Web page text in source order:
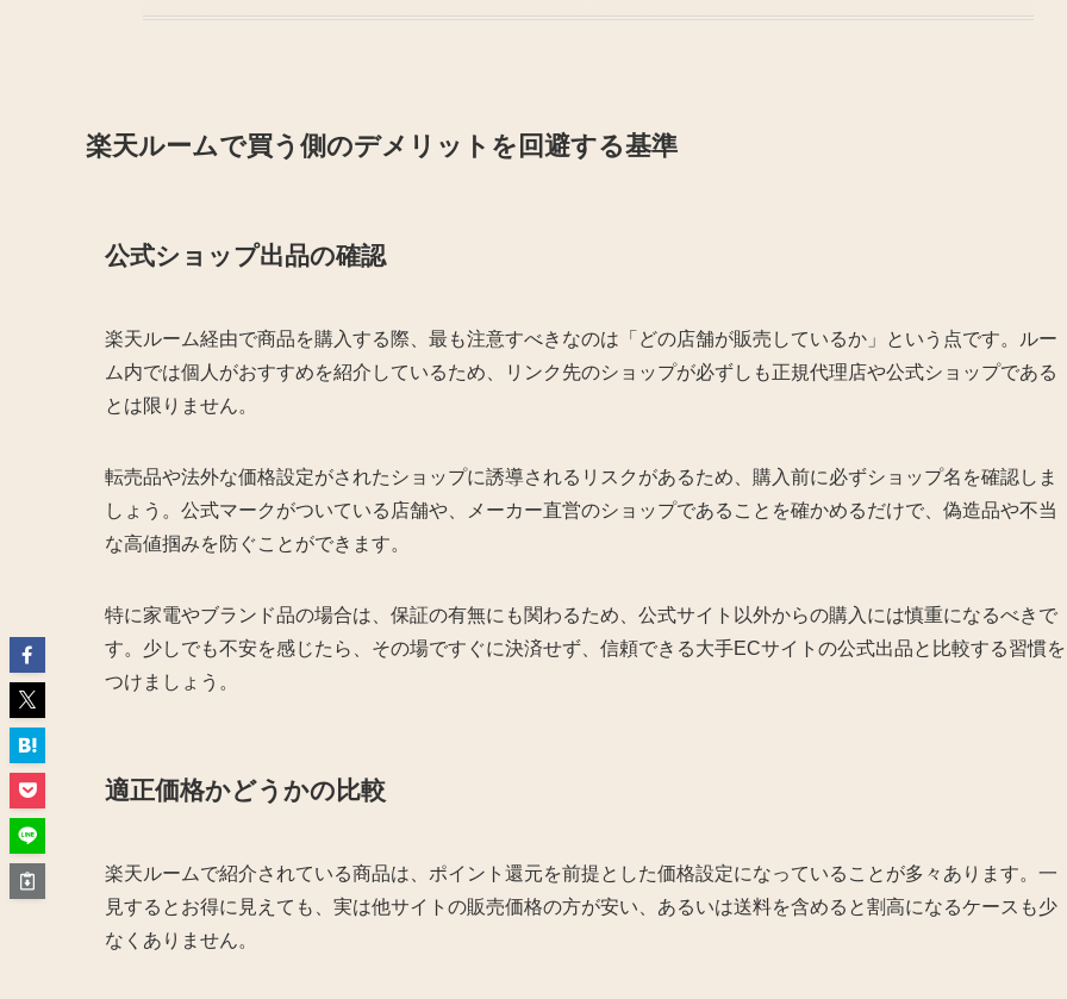
楽天ルームで買う側のデメリットを回避する基準
公式ショップ出品の確認
楽天ルーム経由で商品を購入する際、最も注意すべきなのは「どの店舗が販売しているか」という点です。ルー
ム内では個人がおすすめを紹介しているため、リンク先のショップが必ずしも正規代理店や公式ショップである
とは限りません。
転売品や法外な価格設定がされたショップに誘導されるリスクがあるため、購入前に必ずショップ名を確認しま
しょう。公式マークがついている店舗や、メーカー直営のショップであることを確かめるだけで、偽造品や不当
な高値掴みを防ぐことができます。
特に家電やブランド品の場合は、保証の有無にも関わるため、公式サイト以外からの購入には慎重になるべきで
す。少しでも不安を感じたら、その場ですぐに決済せず、信頼できる大手ECサイトの公式出品と比較する習慣を
つけましょう。
適正価格かどうかの比較
楽天ルームで紹介されている商品は、ポイント還元を前提とした価格設定になっていることが多々あります。一
見するとお得に見えても、実は他サイトの販売価格の方が安い、あるいは送料を含めると割高になるケースも少
なくありません。